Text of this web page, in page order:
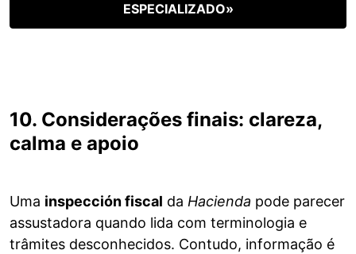
ESPECIALIZADO»
10. Considerações finais: clareza,
calma e apoio
Uma inspección fiscal da Hacienda pode parecer
assustadora quando lida com terminologia e
trâmites desconhecidos. Contudo, informação é